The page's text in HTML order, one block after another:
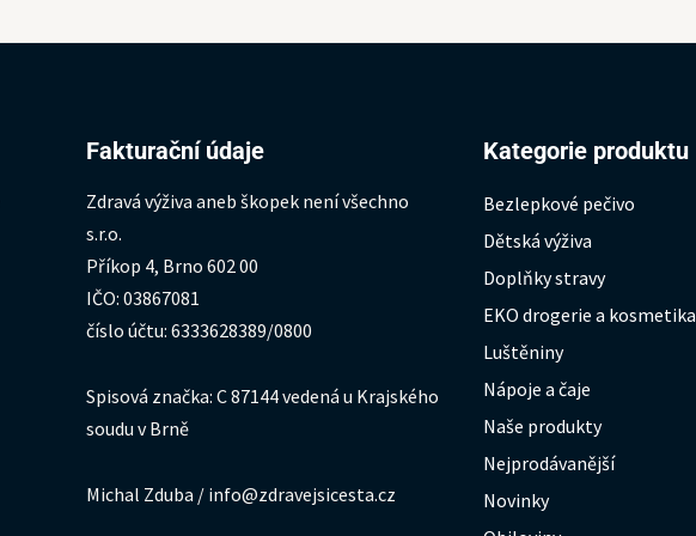
Fakturační údaje
Zdravá výživa aneb škopek není všechno
s.r.o.
Příkop 4, Brno 602 00
IČO: 03867081
číslo účtu: 6333628389/0800
Spisová značka: C 87144 vedená u Krajského
soudu v Brně
Michal Zduba / info@zdravejsicesta.cz
Kategorie produktu
Bezlepkové pečivo
Dětská výživa
Doplňky stravy
EKO drogerie a kosmetika
Luštěniny
Nápoje a čaje
Naše produkty
Nejprodávanější
Novinky